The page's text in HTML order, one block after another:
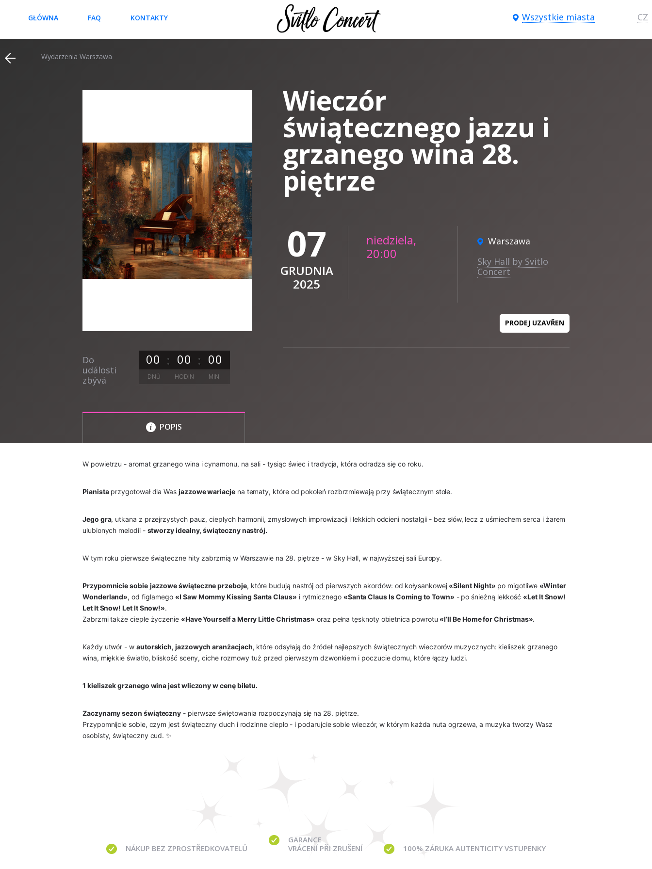
GŁÓWNA FAQ KONTAKTY Wszystkie miasta CZ
Wydarzenia Warszawa
Do
události
zbývá
00 00 00
DNŮ HODIN MIN.
Wieczór
świątecznego jazzu i
grzanego wina 28.
piętrze
Warszawa
Sky Hall by Svitlo
Concert
07
GRUDNIA
2025
niedziela,
20:00
PRODEJ UZAVŘEN
POPIS
W powietrzu - aromat grzanego wina i cynamonu, na sali - tysiąc świec i tradycja, która odradza się co roku.
Pianistaprzygotował dla Was jazzowe wariacjena tematy, które od pokoleń rozbrzmiewają przy świątecznym stole.
Jego gra, utkana z przejrzystych pauz, ciepłych harmonii, zmysłowych improwizacji i lekkich odcieni nostalgii - bez słów, lecz z uśmiechem serca i żarem
ulubionych melodii - stworzy idealny, świąteczny nastrój.
W tym roku pierwsze świąteczne hity zabrzmią w Warszawie na 28. piętrze - w Sky Hall, w najwyższej sali Europy.
Przypomnicie sobie jazzowe świąteczne przeboje, które budują nastrój od pierwszych akordów: od kołysankowej «Silent Night» po migotliwe «Winter
Wonderland», od figlarnego «I Saw Mommy Kissing Santa Claus» i rytmicznego «Santa Claus Is Coming to Town» - po śnieżną lekkość «Let It Snow!
Let It Snow! Let It Snow!».
Zabrzmi także ciepłe życzenie «Have Yourself a Merry Little Christmas» oraz pełna tęsknoty obietnica powrotu «I’ll Be Home for Christmas».
Każdy utwór - w autorskich, jazzowych aranżacjach, które odsyłają do źródeł najlepszych świątecznych wieczorów muzycznych: kieliszek grzanego
wina, miękkie światło, bliskość sceny, ciche rozmowy tuż przed pierwszym dzwonkiem i poczucie domu, które łączy ludzi.
1 kieliszek grzanego wina jest wliczony w cenę biletu.
Zaczynamy sezon świąteczny - pierwsze świętowania rozpoczynają się na 28. piętrze.
Przypomnijcie sobie, czym jest świąteczny duch i rodzinne ciepło - i podarujcie sobie wieczór, w którym każda nuta ogrzewa, a muzyka tworzy Wasz
osobisty, świąteczny cud. ✨
NÁKUP BEZ ZPROSTŘEDKOVATELŮ
GARANCE
VRÁCENÍ PŘI ZRUŠENÍ
100% ZÁRUKA AUTENTICITY VSTUPENKY